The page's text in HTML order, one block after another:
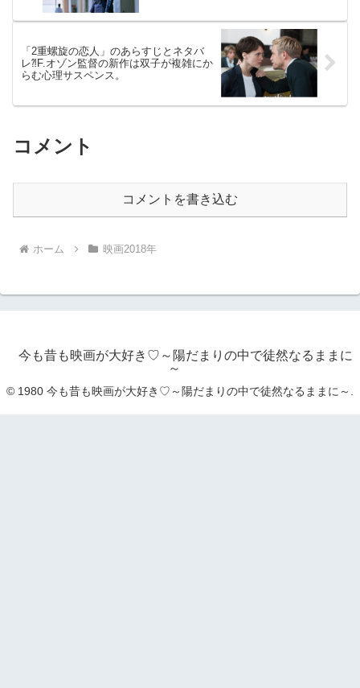
「2重螺旋の恋人」のあらすじとネタバ
レ⁈F.オゾン監督の新作は双子が複雑にか
らむ心理サスペンス。
コメント
コメントを書き込む
ホーム 映画2018年
今も昔も映画が大好き♡～陽だまりの中で徒然なるままに
～
© 1980 今も昔も映画が大好き♡～陽だまりの中で徒然なるままに～.